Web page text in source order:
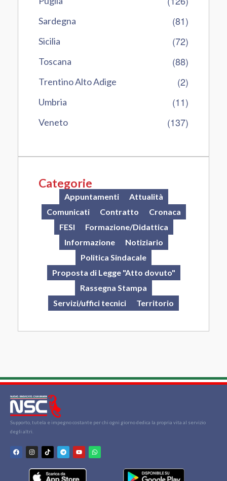
Sardegna (81)
Sicilia (72)
Toscana (88)
Trentino Alto Adige (2)
Umbria (11)
Veneto (137)
Categorie
Appuntamenti
Attualità
Comunicati
Contratto
Cronaca
FESI
Formazione/Didattica
Informazione
Notiziario
Politica Sindacale
Proposta di Legge "Atto dovuto"
Rassegna Stampa
Servizi/uffici tecnici
Territorio
Supporto, tutela e impegno costante per chi ogni giorno dedica la propria vita al servizio
degli altri.